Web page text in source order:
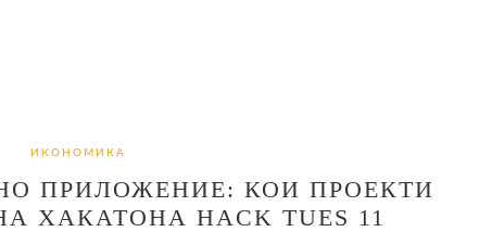
ИКОНОМИКА
ПРИЛОЖЕНИЕ: КОИ ПРОЕКТИ
ХАКАТОНА HACK TUES 11